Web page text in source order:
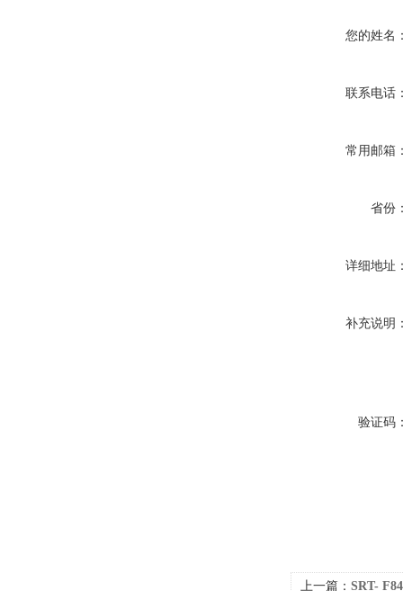
您的姓名
联系电话
常用邮箱
省份
详细地址
补充说明
验证码
上一篇： SRT-